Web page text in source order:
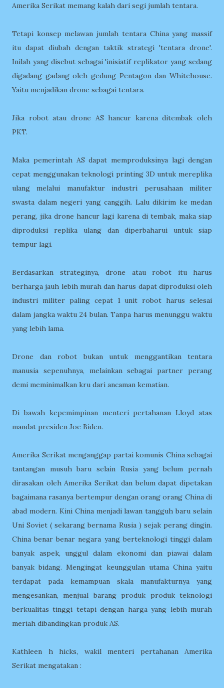
Amerika Serikat memang kalah dari segi jumlah tentara.
Tetapi konsep melawan jumlah tentara China yang massif
itu dapat diubah dengan taktik strategi 'tentara drone'.
Inilah yang disebut sebagai 'inisiatif replikator yang sedang
digadang gadang oleh gedung Pentagon dan Whitehouse.
Yaitu menjadikan drone sebagai tentara.
Jika robot atau drone AS hancur karena ditembak oleh
PKT.
Maka pemerintah AS dapat memproduksinya lagi dengan
cepat menggunakan teknologi printing 3D untuk mereplika
ulang melalui manufaktur industri perusahaan militer
swasta dalam negeri yang canggih. Lalu dikirim ke medan
perang, jika drone hancur lagi karena di tembak, maka siap
diproduksi replika ulang dan diperbaharui untuk siap
tempur lagi.
Berdasarkan strateginya, drone atau robot itu harus
berharga jauh lebih murah dan harus dapat diproduksi oleh
industri militer paling cepat 1 unit robot harus selesai
dalam jangka waktu 24 bulan. Tanpa harus menunggu waktu
yang lebih lama.
Drone dan robot bukan untuk menggantikan tentara
manusia sepenuhnya, melainkan sebagai partner perang
demi meminimalkan kru dari ancaman kematian.
Di bawah kepemimpinan menteri pertahanan Lloyd atas
mandat presiden Joe Biden.
Amerika Serikat menganggap partai komunis China sebagai
tantangan musuh baru selain Rusia yang belum pernah
dirasakan oleh Amerika Serikat dan belum dapat dipetakan
bagaimana rasanya bertempur dengan orang orang China di
abad modern. Kini China menjadi lawan tangguh baru selain
Uni Soviet ( sekarang bernama Rusia ) sejak perang dingin.
China benar benar negara yang berteknologi tinggi dalam
banyak aspek, unggul dalam ekonomi dan piawai dalam
banyak bidang. Mengingat keunggulan utama China yaitu
terdapat pada kemampuan skala manufakturnya yang
mengesankan, menjual barang produk produk teknologi
berkualitas tinggi tetapi dengan harga yang lebih murah
meriah dibandingkan produk AS.
Kathleen h hicks, wakil menteri pertahanan Amerika
Serikat mengatakan :